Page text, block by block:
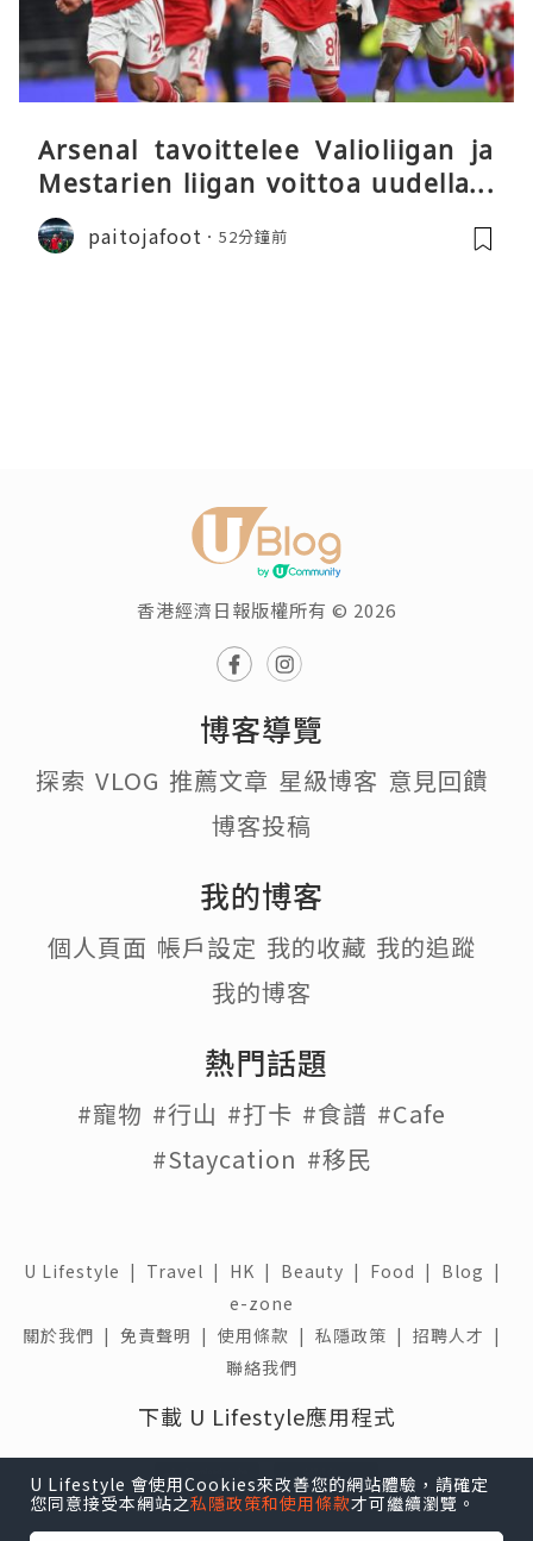
Arsenal tavoittelee Valioliigan ja
Mestarien liigan voittoa uudella k
audella
paitojafoot 52分鐘前
香港經濟日報版權所有 © 2026
博客導覽
探索 VLOG 推薦文章 星級博客 意見回饋
博客投稿
我的博客
個人頁面 帳戶設定 我的收藏 我的追蹤
我的博客
熱門話題
#寵物 #行山 #打卡 #食譜 #Cafe
#Staycation #移民
U Lifestyle | Travel | HK | Beauty | Food | Blog |
e-zone
關於我們 | 免責聲明 | 使用條款 | 私隱政策 | 招聘人才 |
聯絡我們
下載 U Lifestyle應用程式
U Lifestyle 會使用Cookies來改善您的網站體驗，請確定
您同意接受本網站之私隱政策和使用條款才可繼續瀏覽。